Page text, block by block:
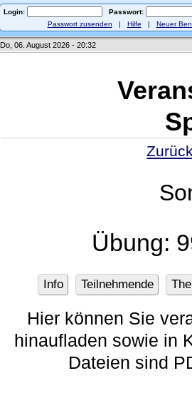
Login:
Passwort:
Passwort zusenden | Hilfe | Neuer
Do, 06. August 2026 - 20:32
Übung:
Info Teilnehmende
Hier können Sie
hinaufladen sowie in
Dateien sind